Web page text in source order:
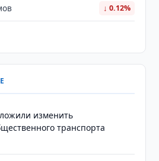
↓ 0.12%
изменить
транспорта